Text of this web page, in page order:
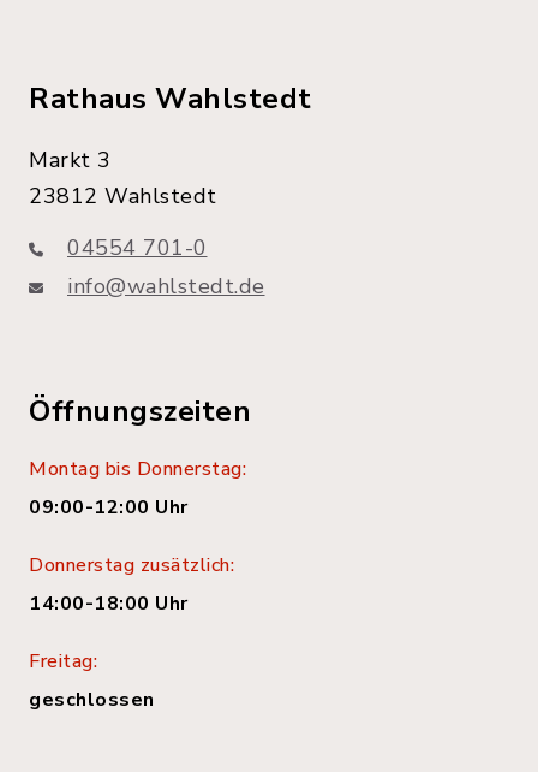
Rathaus Wahlstedt
Markt 3
23812 Wahlstedt
04554 701-0
info@wahlstedt.de
Öffnungszeiten
Montag bis Donnerstag:
09:00-12:00 Uhr
Donnerstag zusätzlich:
14:00-18:00 Uhr
Freitag:
geschlossen